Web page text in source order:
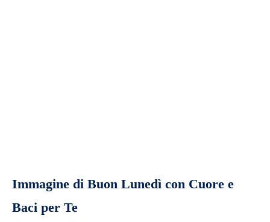
Immagine di Buon Lunedì con Cuore e
Baci per Te